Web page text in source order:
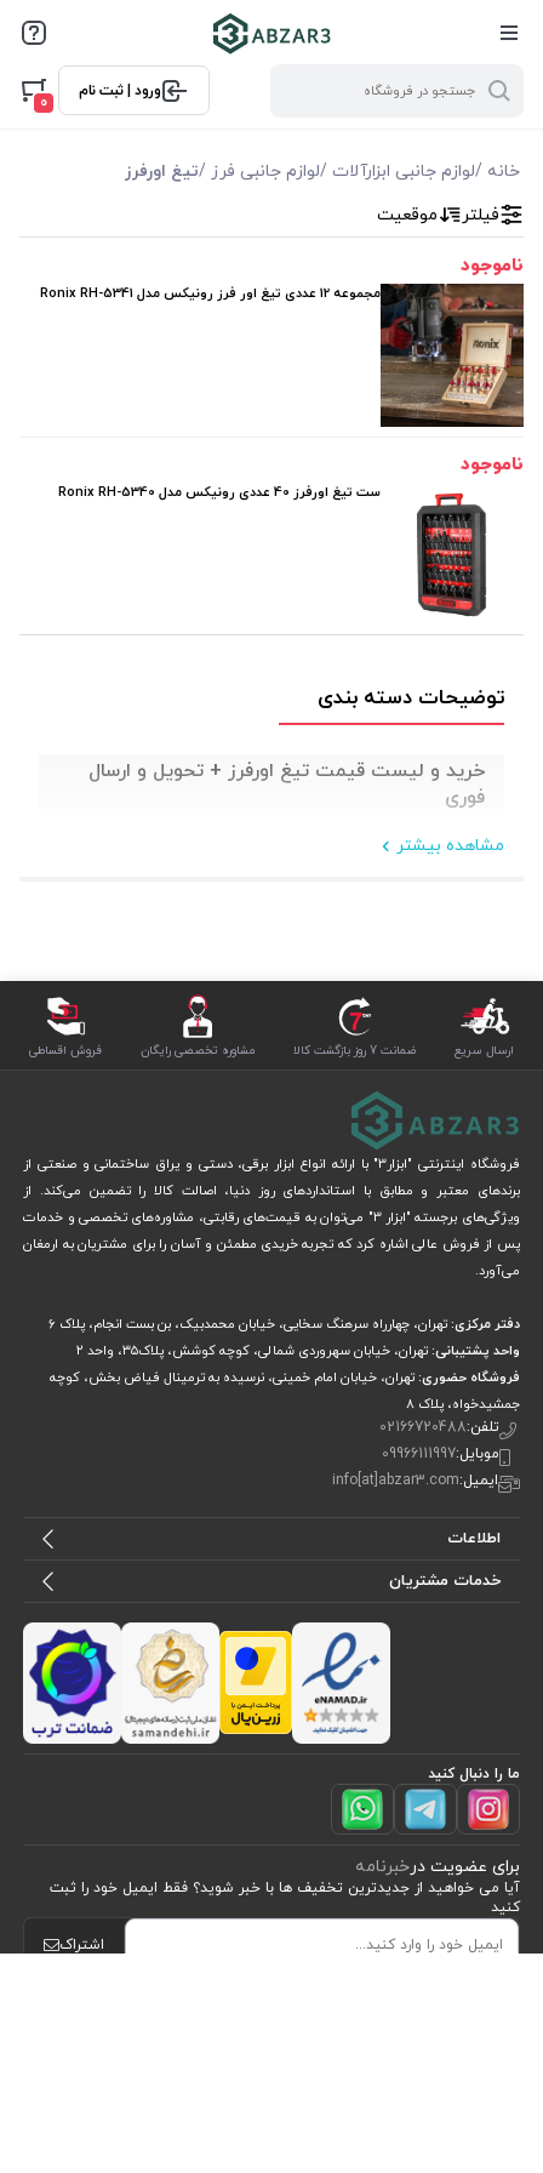
ورود | ثبت نام
0
خانه /لوازم جانبی ابزارآلات /لوازم جانبی فرز /تیغ اورفرز
فیلتر بر اساس قیمت
فیلتر براساس ویژگی ها
فیلترکردن براساس تولید‌کننده
رونیکس Ronix
مشاهده محصولات(2)
فیلتر موقعیت
ناموجود
مجموعه 12 عددی تیغ اور فرز رونیکس مدل Ronix RH-5341
ناموجود
ست تیغ اورفرز 40 عددی رونیکس مدل Ronix RH-5340
توضیحات دسته بندی
خرید و لیست قیمت تیغ اورفرز + تحویل و ارسال
فوری
مشاهده بیشتر
ارسال سریع ضمانت 7 روز بازگشت کالا مشاوره تخصصی رایگان فروش اقساطی
فروشگاه اینترنتی "ابزار3" با ارائه انواع ابزار برقی، دستی و یراق ساختمانی و صنعتی از
برندهای معتبر و مطابق با استانداردهای روز دنیا، اصالت کالا را تضمین می‌کند. از
ویژگی‌های برجسته "ابزار 3" می‌توان به قیمت‌های رقابتی، مشاوره‌های تخصصی و خدمات
پس از فروش عالی اشاره کرد که تجربه خریدی مطمئن و آسان را برای مشتریان به ارمغان
می‌آورد.
دفتر مرکزی:تهران، چهارراه سرهنگ سخایی، خیابان محمدبیک، بن بست انجام، پلاک 6
واحد پشتیبانی:تهران، خیابان سهروردی شمالی، کوچه کوشش، پلاک۳۵، واحد ۲
فروشگاه حضوری:تهران، خیابان امام خمینی، نرسیده به ترمینال فیاض بخش، کوچه
جمشیدخواه، پلاک ۸
تلفن:02166720488
موبایل:09966111997
ایمیل:info[at]abzar3.com
اطلاعات
خدمات مشتریان
ما را دنبال کنید
برای عضویت درخبرنامه
آیا می خواهید از جدید‌ترین تخفیف‌ ها با‌ خبر شوید؟ فقط ایمیل خود را ثبت
کنید
اشتراک